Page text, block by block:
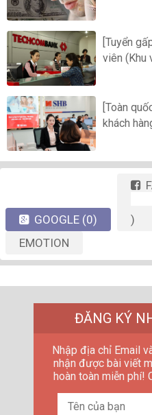
[Tuyển
viên (Khu
[Toàn
khách
GOOGLE (0)
)
EMOTION
ĐĂNG KÝ
Nhập địa chỉ Email
nhận được bài viết
hoàn toàn miễn phí!